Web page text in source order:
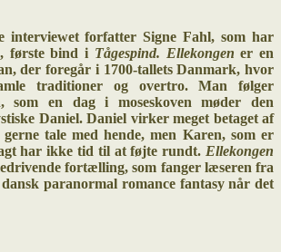
interviewet forfatter Signe Fahl, som har
, første bind i Tågespind. Ellekongen er en
der foregår i 1700-tallets Danmark, hvor
traditioner og overtro. Man følger
som en dag i moseskoven møder den
Daniel. Daniel virker meget betaget af
tale med hende, men Karen, som er
har ikke tid til at føjte rundt. Ellekongen
fortælling, som fanger læseren fra
paranormal romance fantasy når det